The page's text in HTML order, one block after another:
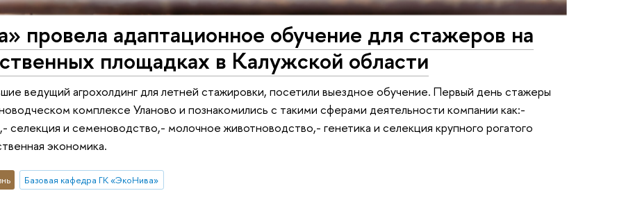
провела адаптационное обучение для стажеров на
площадках в Калужской области
ведущий агрохолдинг для летней стажировки, посетили выездное обучение. Первый день стажеры
комплексе Уланово и познакомились с такими сферами деятельности компании как:-
селекция и семеноводство,- молочное животноводство,- генетика и селекция крупного рогатого
экономика.
Базовая кафедра ГК «ЭкоНива»